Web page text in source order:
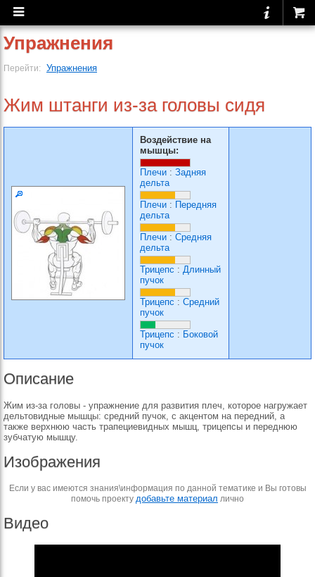
Упражнения
Перейти: Упражнения
Жим штанги из-за головы сидя
Воздействие на
мышцы:
Плечи : Задняя
дельта
Плечи : Передняя
дельта
Плечи : Средняя
дельта
Трицепс : Длинный
пучок
Трицепс : Средний
пучок
Трицепс : Боковой
пучок
Описание
Жим из-за головы - упражнение для развития плеч, которое нагружает
дельтовидные мышцы: средний пучок, с акцентом на передний, а
также верхнюю часть трапециевидных мышц, трицепсы и переднюю
зубчатую мышцу.
Изображения
Если у вас имеются знания\информация по данной тематике и Вы готовы
помочь проекту добавьте материал лично
Видео